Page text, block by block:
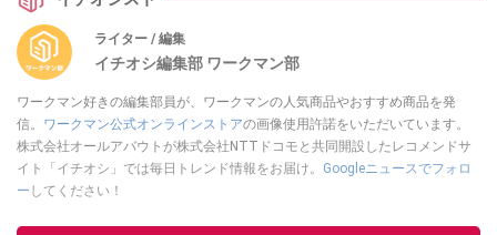
ライター / 編集
イチオシ編集部 ワークマン部
ワークマン好きの編集部員が、ワークマンの人気商品やおすすめ商品を発
信。 ワークマン公式オンラインストアの画像使用許諾をいただいています。
株式会社オールアバウトが株式会社NTTドコモと共同開設したレコメンドサ
イト「イチオシ」では毎日トレンド情報をお届け。 Googleニュースでフォロ
ー してください！
このイチオシストの他の記事を読む